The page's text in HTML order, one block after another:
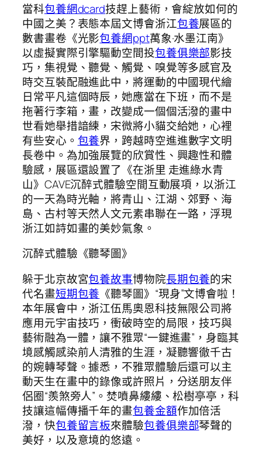
當科包養網dcard技趕上藝術，會綻放如何的
中國之美？表態本屆文博會浙江包養展區的
數書畫卷《光影包養網ppt萬象·水墨江南》
以虛擬實際引擎驅動空間投包養俱樂部影技
巧，集視覺、聽覺、觸覺、嗅覺等多感官及
時交互裝配融進此中，將運動的中國現代繪
日常平凡這個時辰，她應當在下班，而不是
拖著行李箱，畫，改變成一個個活潑的畫中
世看她舉措諳練，宋微將小貓交給她，心裡
有些安心。 包養界，跨越時空進進數字文明
長卷中。為加強展覽的欣賞性、興趣性和體
驗感，展區還設置了《在浙里 走進綠水青
山》CAVE沉醉式體驗空間互動展項，以浙江
的一天為時光軸，將青山、江湖、郊野、海
島、古村等天然人文元素串聯在一路，浮現
浙江如詩如畫的美妙氣象。
沉醉式體驗《聽琴圖》
躲于北京故宮包養故事博物院長期包養的宋
代名畫短期包養 《聽琴圖》“現身”文博會啦！
本年展會中，浙江伍馬奧恩科技無限公司將
應用元宇宙技巧，衝破時空的局限，技巧與
藝術融為一體，讓不雅眾“一鍵進畫”，身臨其
境感觸感染前人清雅的生涯，凝聽響徹千古
的婉轉琴聲。據悉，不雅眾體驗后還可以主
動天生在畫中的錄像或許照片，分送朋友伴
侶圈“羨煞旁人”。焚噴鼻縷縷、松樹亭亭，科
技讓這幅傳播千年的畫包養金額作加倍活
潑，快包養留言板來體驗包養俱樂部琴聲的
美好，以及意境的悠遠。